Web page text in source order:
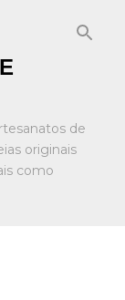
de
originais
como